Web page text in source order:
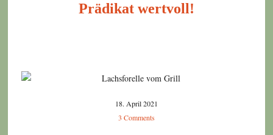
Prädikat wertvoll!
18. April 2021
3 Comments